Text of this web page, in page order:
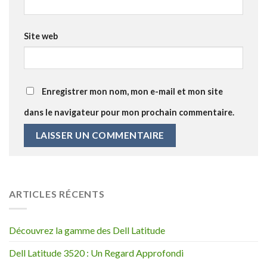
Site web
Enregistrer mon nom, mon e-mail et mon site
dans le navigateur pour mon prochain commentaire.
ARTICLES RÉCENTS
Découvrez la gamme des Dell Latitude
Dell Latitude 3520 : Un Regard Approfondi